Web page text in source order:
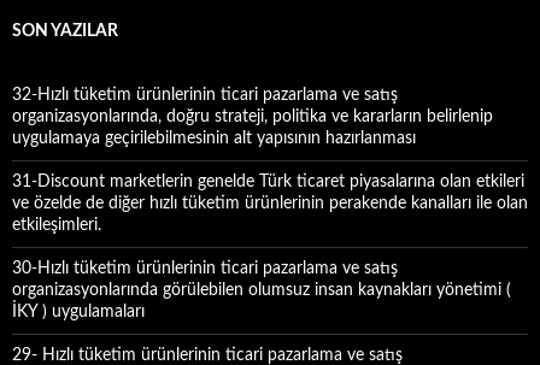
a
SON YAZILAR
32-Hızlı tüketim ürünlerinin ticari pazarlama ve satış
organizasyonlarında, doğru strateji, politika ve kararların belirlenip
uygulamaya geçirilebilmesinin alt yapısının hazırlanması
31-Discount marketlerin genelde Türk ticaret piyasalarına olan etkileri
ve özelde de diğer hızlı tüketim ürünlerinin perakende kanalları ile olan
etkileşimleri.
30-Hızlı tüketim ürünlerinin ticari pazarlama ve satış
organizasyonlarında görülebilen olumsuz insan kaynakları yönetimi (
İKY ) uygulamaları
29- Hızlı tüketim ürünlerinin ticari pazarlama ve satış